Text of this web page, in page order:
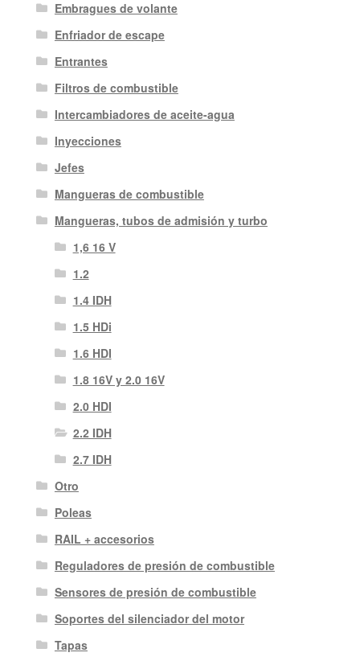
Embragues de volante
Enfriador de escape
Entrantes
Filtros de combustible
Intercambiadores de aceite-agua
Inyecciones
Jefes
Mangueras de combustible
Mangueras, tubos de admisión y turbo
1,6 16 V
1.2
1.4 IDH
1.5 HDi
1.6 HDI
1.8 16V y 2.0 16V
2.0 HDI
2.2 IDH
2.7 IDH
Otro
Poleas
RAIL + accesorios
Reguladores de presión de combustible
Sensores de presión de combustible
Soportes del silenciador del motor
Tapas